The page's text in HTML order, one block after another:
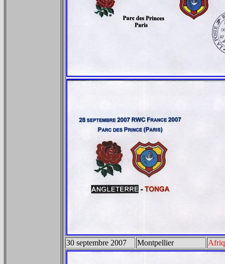
30 septembre 2007 Montpellier